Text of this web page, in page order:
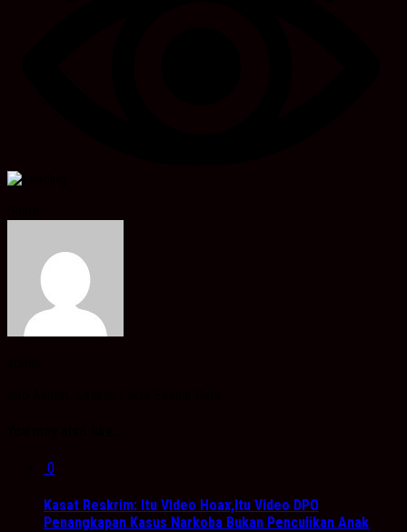
0
Kasat Reskrim: Itu Video Hoax,Itu Video DPO
Penangkapan Kasus Narkoba Bukan Penculikan Anak